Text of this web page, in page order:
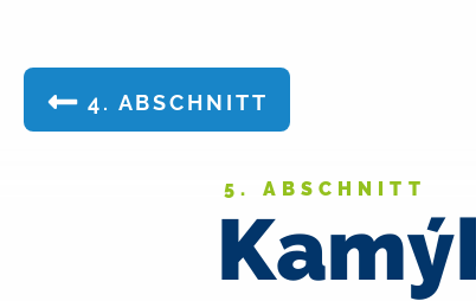
4. ABSCHNITT
5. ABSCHNITT